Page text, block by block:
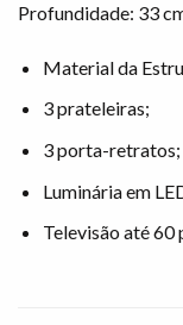
Profundidade: 33
Material da
3 prateleiras;
3 porta-retratos;
Luminária em
Televisão até 60